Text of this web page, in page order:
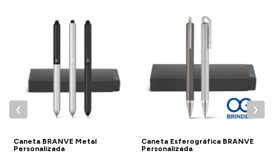
Consulte a aba personalização para saber detalhes
de como aplicar sua marca neste produto.
Caneta BRANVE Metal
Personalizada
Caneta Esferográfica BRANVE
Personalizada